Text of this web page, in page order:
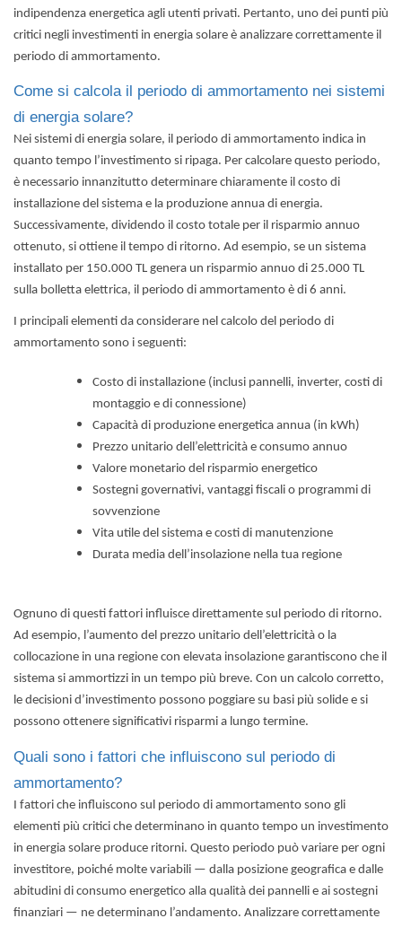
indipendenza energetica agli utenti privati. Pertanto, uno dei punti più
critici negli investimenti in energia solare è analizzare correttamente il
periodo di ammortamento.
Come si calcola il periodo di ammortamento nei sistemi
di energia solare?
Nei sistemi di energia solare, il periodo di ammortamento indica in
quanto tempo l’investimento si ripaga. Per calcolare questo periodo,
è necessario innanzitutto determinare chiaramente il costo di
installazione del sistema e la produzione annua di energia.
Successivamente, dividendo il costo totale per il risparmio annuo
ottenuto, si ottiene il tempo di ritorno. Ad esempio, se un sistema
installato per 150.000 TL genera un risparmio annuo di 25.000 TL
sulla bolletta elettrica, il periodo di ammortamento è di 6 anni.
I principali elementi da considerare nel calcolo del periodo di
ammortamento sono i seguenti:
Costo di installazione (inclusi pannelli, inverter, costi di
montaggio e di connessione)
Capacità di produzione energetica annua (in kWh)
Prezzo unitario dell’elettricità e consumo annuo
Valore monetario del risparmio energetico
Sostegni governativi, vantaggi fiscali o programmi di
sovvenzione
Vita utile del sistema e costi di manutenzione
Durata media dell’insolazione nella tua regione
Ognuno di questi fattori influisce direttamente sul periodo di ritorno.
Ad esempio, l’aumento del prezzo unitario dell’elettricità o la
collocazione in una regione con elevata insolazione garantiscono che il
sistema si ammortizzi in un tempo più breve. Con un calcolo corretto,
le decisioni d’investimento possono poggiare su basi più solide e si
possono ottenere significativi risparmi a lungo termine.
Quali sono i fattori che influiscono sul periodo di
ammortamento?
I fattori che influiscono sul periodo di ammortamento sono gli
elementi più critici che determinano in quanto tempo un investimento
in energia solare produce ritorni. Questo periodo può variare per ogni
investitore, poiché molte variabili — dalla posizione geografica e dalle
abitudini di consumo energetico alla qualità dei pannelli e ai sostegni
finanziari — ne determinano l’andamento. Analizzare correttamente